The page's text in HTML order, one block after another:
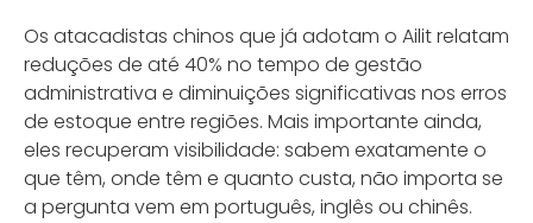
Os atacadistas chinos que já adotam o Ailit relatam
reduções de até 40% no tempo de gestão
administrativa e diminuições significativas nos erros
de estoque entre regiões. Mais importante ainda,
eles recuperam visibilidade: sabem exatamente o
que têm, onde têm e quanto custa, não importa se
a pergunta vem em português, inglês ou chinês.